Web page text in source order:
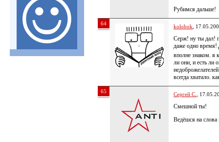
Рубимся дальше!
64 kolobok ,
Серж! ну ты дал!
даже одно время!
вполне знаком. я
ли они, и есть ли
всегда хватало.
65 Сергей С. ,
Смешной ты!
Ведёшся на